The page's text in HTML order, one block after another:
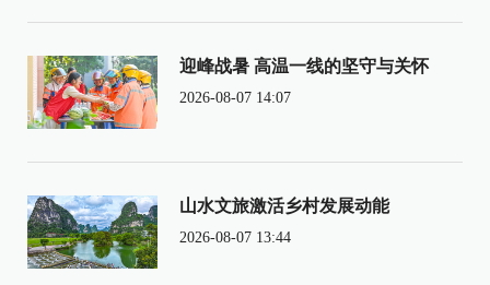
迎峰战暑 高温一线的坚守与关怀
2026-08-07 14:07
山水文旅激活乡村发展动能
2026-08-07 13:44